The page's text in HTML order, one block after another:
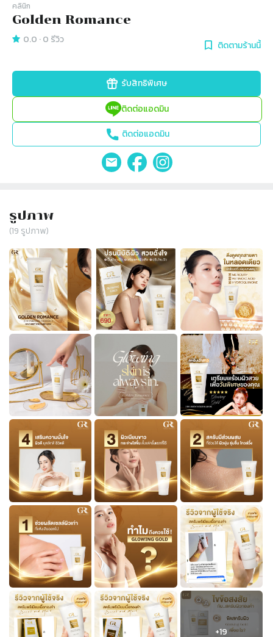
คลินิก
Golden Romance
0.0 ·0 รีวิว ติดตามร้านนี้
รับสิทธิพิเศษ
ติดต่อแอดมิน
ติดต่อแอดมิน
รูปภาพ
(19 รูปภาพ)